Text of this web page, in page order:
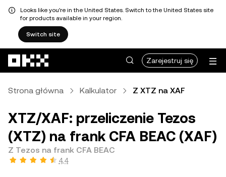
Looks like you're in the United States. Switch to the United States site
for products available in your region.
Switch site
Zarejestruj się
Strona główna Kalkulator Z XTZ na XAF
XTZ/XAF: przeliczenie Tezos
(XTZ) na frank CFA BEAC (XAF)
Z Tezos na frank CFA BEAC
4,4